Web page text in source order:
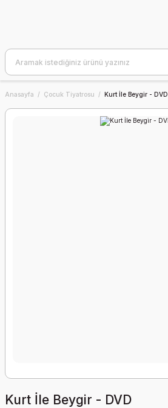
Anasayfa Çocuk Tiyatrosu Kurt İle Beygir - DVD
Kurt İle Beygir - DVD